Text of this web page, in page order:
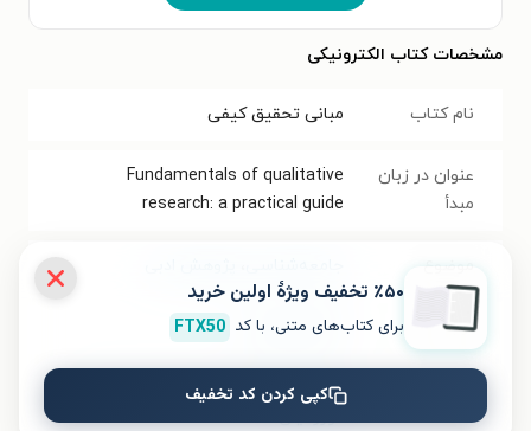
مشخصات کتاب الکترونیکی
نام کتاب مبانی تحقیق کیفی
عنوان در زبان
مبدأ
Fundamentals of qualitative
research: a practical guide
نویسنده کاکالی باتاچاریا
زهرا سادات مشیر استخاره
دورودیان
٪۵۰ تخفیف ویژۀ اولین خرید
برای کتاب‌های متنی، با کد FTX50
کپی کردن کد تخفیف